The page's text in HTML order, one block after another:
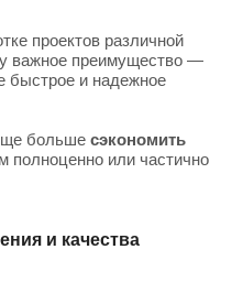
проектов различной
важное преимущество —
быстрое и надежное
больше сэкономить
полноценно или частично
и качества